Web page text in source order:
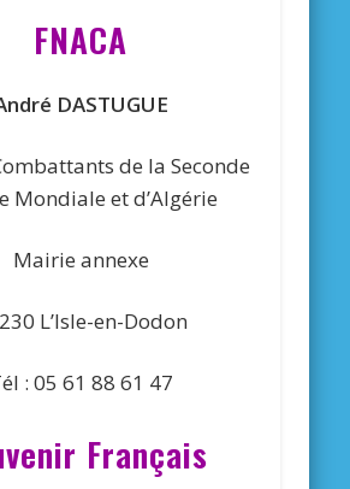
FNACA
DASTUGUE
de la Seconde
Mondiale et d’Algérie
Mairie annexe
L’Isle-en-Dodon
: 05 61 88 61 47
Français